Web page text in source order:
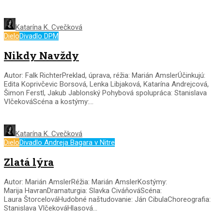
Katarína K. Cvečková
DieloDivadlo DPM
Nikdy Navždy
Autor: Falk RichterPreklad, úprava, réžia: Marián AmslerÚčinkujú:
Edita Koprivčevic Borsová, Lenka Libjaková, Katarína Andrejcová,
Šimon Ferstl, Jakub Jablonský Pohybová spolupráca: Stanislava
VlčekováScéna a kostýmy:...
Katarína K. Cvečková
DieloDivadlo Andreja Bagara v Nitre
Zlatá lýra
Autor: Marián AmslerRéžia: Marián AmslerKostýmy:
Marija HavranDramaturgia: Slavka CiváňováScéna:
Laura ŠtorcelováHudobné naštudovanie: Ján CibulaChoreografia:
Stanislava VlčekováHlasová...